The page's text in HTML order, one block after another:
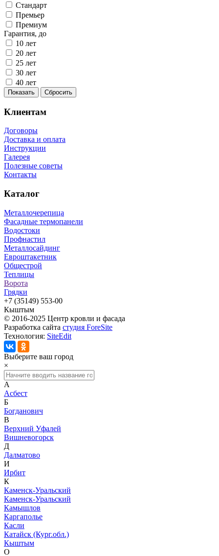
Стандарт
Премьер
Премиум
Гарантия, до
10 лет
20 лет
25 лет
30 лет
40 лет
Показать Сбросить
Клиентам
Договоры
Доставка и оплата
Инструкции
Галерея
Полезные советы
Контакты
Каталог
Металлочерепица
Фасадные термопанели
Водостоки
Профнастил
Металлосайдинг
Евроштакетник
Общестрой
Теплицы
Ворота
Грядки
+7 (35149) 553-00
Кыштым
© 2016-2025 Центр кровли и фасада
Разработка сайта студия ForeSite
Технология: SiteEdit
Выберите ваш город
×
А
Асбест
Б
Богданович
В
Верхний Уфалей
Вишневогорск
Д
Далматово
И
Ирбит
К
Каменск-Уральский
Каменск-Уральский
Камышлов
Каргаполье
Касли
Катайск (Кург.обл.)
Кыштым
О